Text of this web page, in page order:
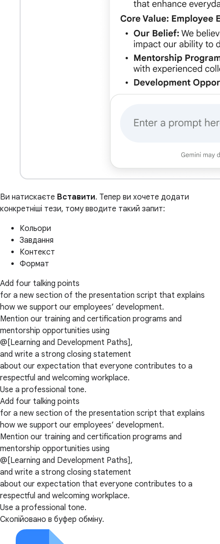
Ви натискаєте Вставити. Тепер ви хочете додати
конкретніші тези, тому вводите такий запит:
Кольори
Завдання
Контекст
Формат
Add four talking points
for a new section of the presentation script that explains
how we support our employees’ development.
Mention our training and certification programs and
mentorship opportunities using
@[Learning and Development Paths],
and write a strong closing statement
about our expectation that everyone contributes to a
respectful and welcoming workplace.
Use a professional tone.
Add four talking points
for a new section of the presentation script that explains
how we support our employees’ development.
Mention our training and certification programs and
mentorship opportunities using
@[Learning and Development Paths],
and write a strong closing statement
about our expectation that everyone contributes to a
respectful and welcoming workplace.
Use a professional tone.
Скопійовано в буфер обміну.